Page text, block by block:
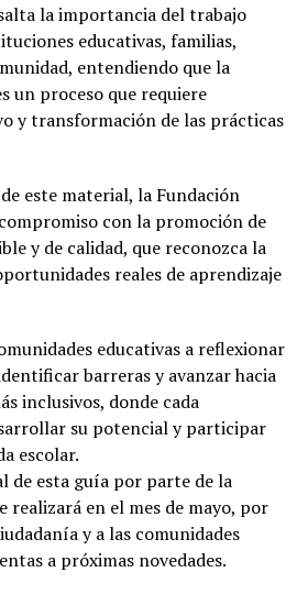
la importancia del trabajo
educativas, familias,
entendiendo que la
un proceso que requiere
y transformación de las prácticas
este material, la Fundación
con la promoción de
y de calidad, que reconozca la
reales de aprendizaje
educativas a reflexionar
barreras y avanzar hacia
inclusivos, donde cada
su potencial y participar
escolar.
de esta guía por parte de la
realizará en el mes de mayo, por
y a las comunidades
a próximas novedades.